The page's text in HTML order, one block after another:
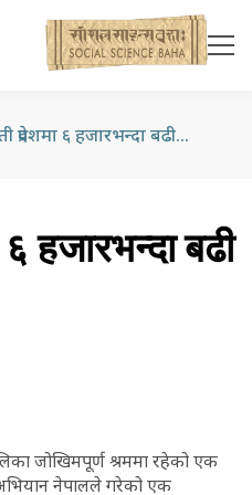
बागमती प्रदेशमा ६ हजारभन्दा बढी बालश्रमिक
हजारभन्दा बढी
जोखिमपूर्ण श्रममा रहेको एक
नेपालले गरेको एक